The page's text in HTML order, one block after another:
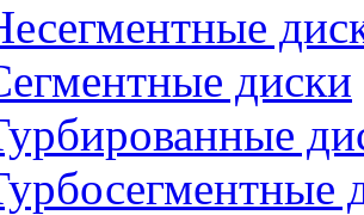
диски